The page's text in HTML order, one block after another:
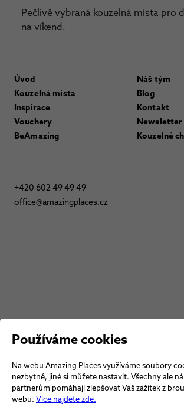
Pečlivě vybraná kouzelná místa pro
na víkend.
Úvod
Kouzelná místa
Inspirace
Vouchery
BeAmazing
Náš tým
Blog
Kontakt
Newsletter
Kouzelné
+420 602 49 49 49
office@amazingplaces.cz
Obchodní
Používáme cookies
Na webu Amazing Places využíváme soubory
nezbytné, jiné si můžete nastavit. Všechny ale
partnerům pomáhají zlepšovat Váš zážitek z
webu. Více najdete zde.